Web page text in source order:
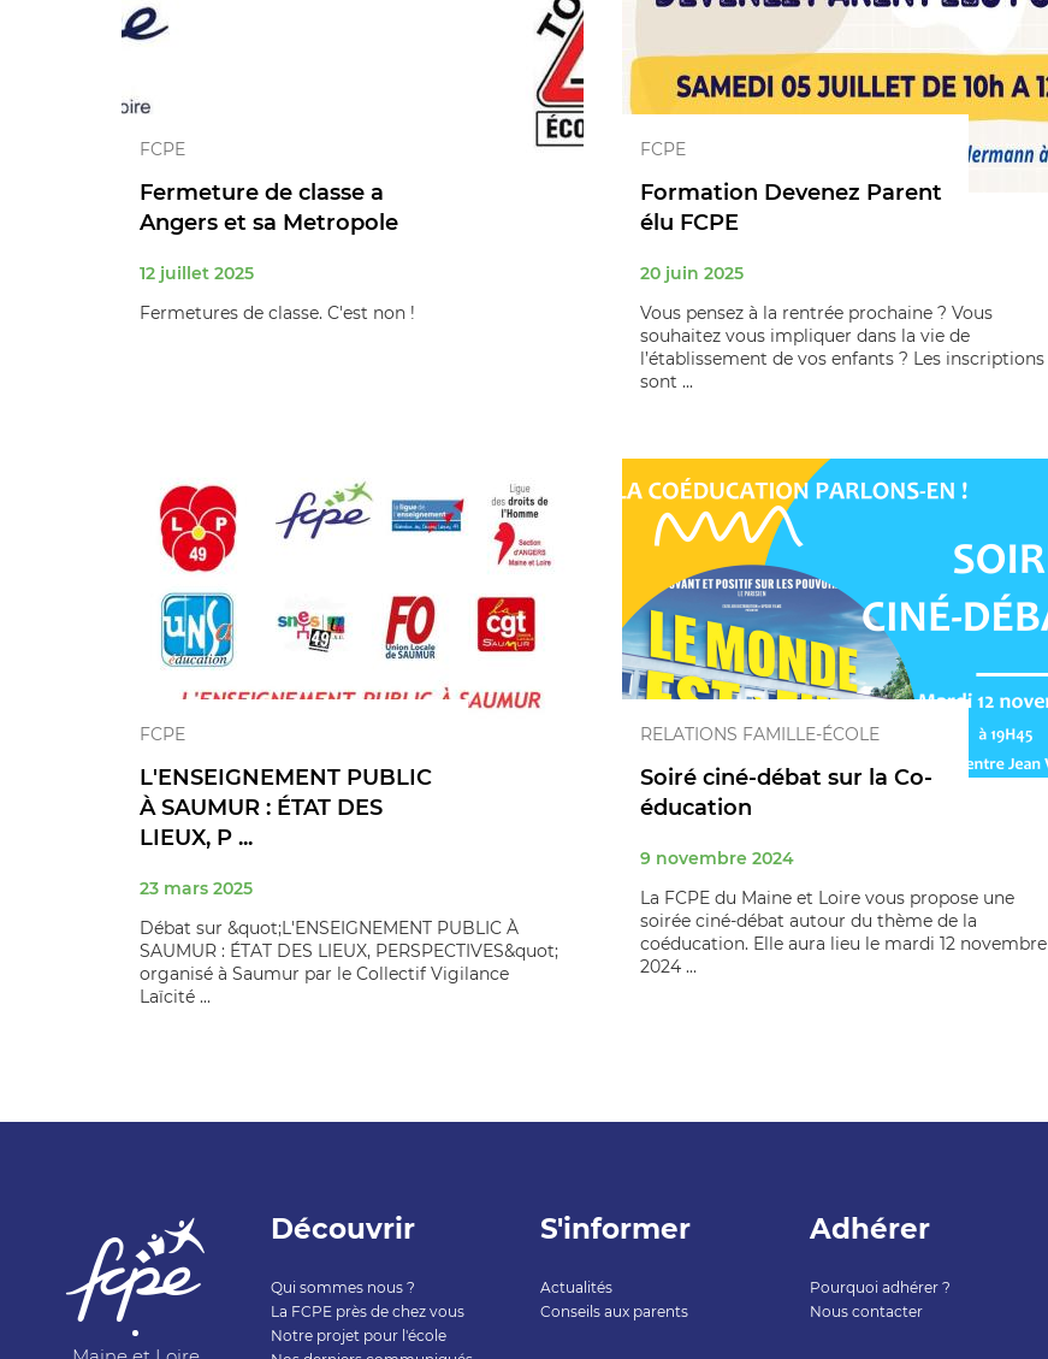
FCPE
Fermeture de classe a
Angers et sa Metropole
12 juillet 2025
Fermetures de classe. C'est non !
FCPE
Formation Devenez Parent
élu FCPE
20 juin 2025
Vous pensez à la rentrée prochaine ? Vous
souhaitez vous impliquer dans la vie de
l’établissement de vos enfants ? Les inscriptions
sont ...
FCPE
L'ENSEIGNEMENT PUBLIC
À SAUMUR : ÉTAT DES
LIEUX, P ...
23 mars 2025
Débat sur &quot;L'ENSEIGNEMENT PUBLIC À
SAUMUR : ÉTAT DES LIEUX, PERSPECTIVES&quot;
organisé à Saumur par le Collectif Vigilance
Laïcité ...
RELATIONS FAMILLE-ÉCOLE
Soiré ciné-débat sur la Co-
éducation
9 novembre 2024
La FCPE du Maine et Loire vous propose une
soirée ciné-débat autour du thème de la
coéducation. Elle aura lieu le mardi 12 novembre
2024 ...
Découvrir
Qui sommes nous ?
La FCPE près de chez vous
Notre projet pour l'école
S'informer
Actualités
Conseils aux parents
Adhérer
Pourquoi adhérer ?
Nous contacter